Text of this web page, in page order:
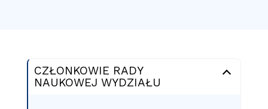
CZŁONKOWIE RADY
NAUKOWEJ WYDZIAŁU